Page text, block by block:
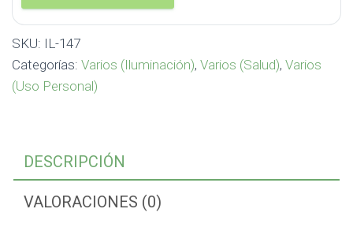
SKU: IL-147
Categorías: Varios (Iluminación), Varios (Salud), Varios
(Uso Personal)
DESCRIPCIÓN
VALORACIONES (0)